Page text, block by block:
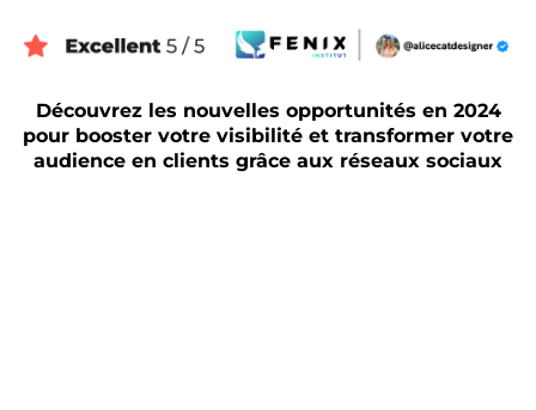
Découvrez les nouvelles opportunités en 2024
pour booster votre visibilité et transformer votre
audience en clients grâce aux réseaux sociaux